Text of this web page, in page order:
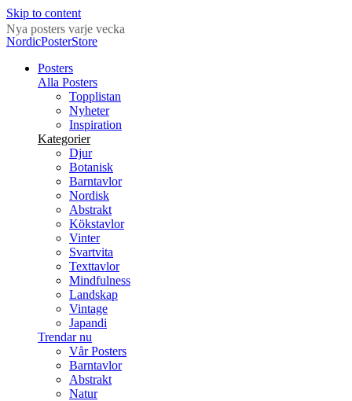
Skip to content
Nya posters varje vecka
NordicPosterStore
Posters
Alla Posters
Topplistan
Nyheter
Inspiration
Kategorier
Djur
Botanisk
Barntavlor
Nordisk
Abstrakt
Kökstavlor
Vinter
Svartvita
Texttavlor
Mindfulness
Landskap
Vintage
Japandi
Trendar nu
Vår Posters
Barntavlor
Abstrakt
Natur